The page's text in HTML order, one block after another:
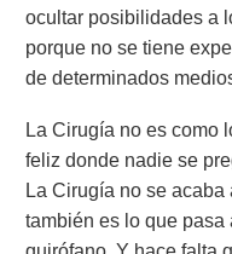
ocultar posibilidades a
porque no se tiene
de determinados
La Cirugía no es como
feliz donde nadie se
La Cirugía no se
también es lo que pasa